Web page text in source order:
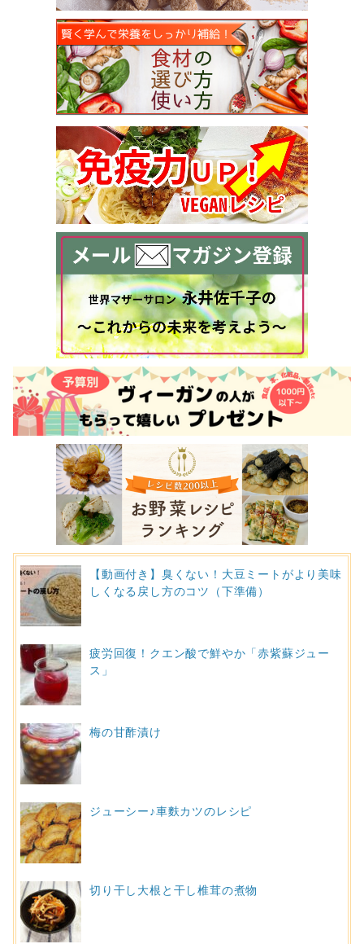
【動画付き】臭くない！大豆ミートがより美味
しくなる戻し方のコツ（下準備）
疲労回復！クエン酸で鮮やか「赤紫蘇ジュー
ス」
梅の甘酢漬け
ジューシー♪車麩カツのレシピ
切り干し大根と干し椎茸の煮物